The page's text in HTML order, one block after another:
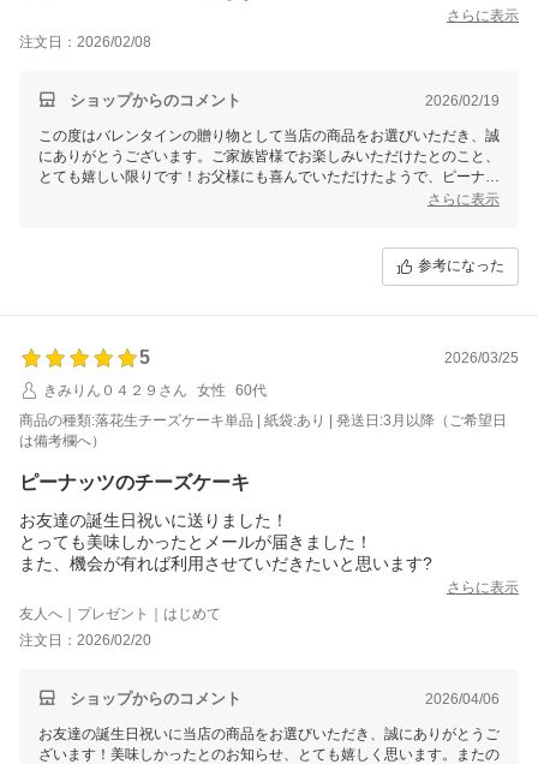
さらに表示
注文日：2026/02/08
ショップからのコメント 2026/02/19
この度はバレンタインの贈り物として当店の商品をお選びいただき、誠
にありがとうございます。ご家族皆様でお楽しみいただけたとのこと、
とても嬉しい限りです！お父様にも喜んでいただけたようで、ピーナッ
ツの風味とチーズケーキの相性を堪能していただけたのではないかと思
さらに表示
参考になった
5
2026/03/25
きみりん０４２９さん
女性
60代
商品の種類:落花生チーズケーキ単品 | 紙袋:あり | 発送日:3月以降（ご希望日
は備考欄へ）
ピーナッツのチーズケーキ
お友達の誕生日祝いに送りました！
とっても美味しかったとメールが届きました！
また、機会が有れば利用させていだきたいと思います?
さらに表示
友人へ｜プレゼント｜はじめて
注文日：2026/02/20
ショップからのコメント 2026/04/06
お友達の誕生日祝いに当店の商品をお選びいただき、誠にありがとうご
ざいます！美味しかったとのお知らせ、とても嬉しく思います。またの